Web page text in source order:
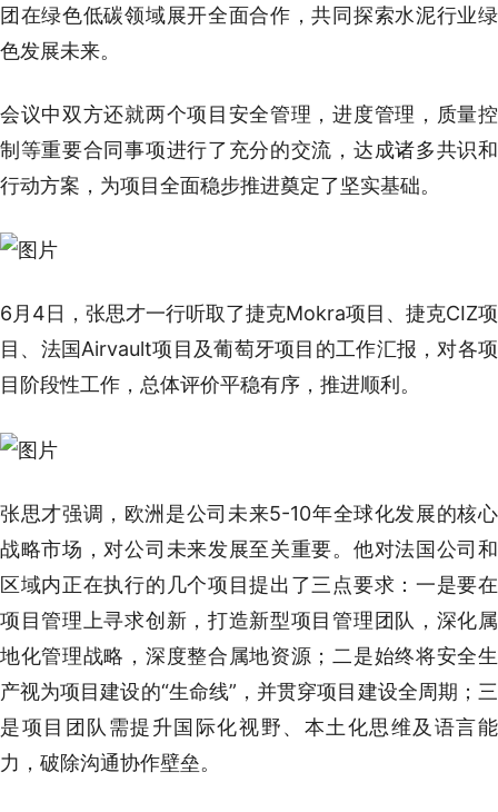
团在绿色低碳领域展开全面合作，共同探索水泥行业绿
色发展未来。
会议中双方还就两个项目安全管理，进度管理，质量控
制等重要合同事项进行了充分的交流，达成诸多共识和
行动方案，为项目全面稳步推进奠定了坚实基础。
6月4日，张思才一行听取了捷克Mokra项目、捷克CIZ项
目、法国Airvault项目及葡萄牙项目的工作汇报，对各项
目阶段性工作，总体评价平稳有序，推进顺利。
张思才强调，欧洲是公司未来5-10年全球化发展的核心
战略市场，对公司未来发展至关重要。他对法国公司和
区域内正在执行的几个项目提出了三点要求：一是要在
项目管理上寻求创新，打造新型项目管理团队，深化属
地化管理战略，深度整合属地资源；二是始终将安全生
产视为项目建设的“生命线”，并贯穿项目建设全周期；三
是项目团队需提升国际化视野、本土化思维及语言能
力，破除沟通协作壁垒。